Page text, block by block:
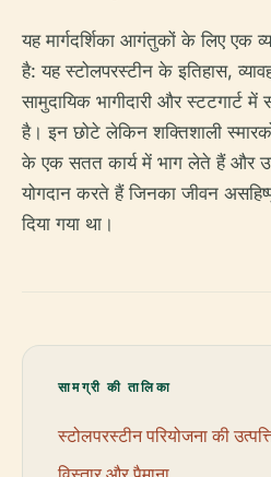
यह मार्गदर्शिका आगंतुकों के लिए एक
है: यह स्टोलपरस्टीन के इतिहास,
सामुदायिक भागीदारी और स्टटगार्ट
है। इन छोटे लेकिन शक्तिशाली
के एक सतत कार्य में भाग लेते हैं और
योगदान करते हैं जिनका जीवन
दिया गया था।
सामग्री की तालिका
स्टोलपरस्टीन परियोजना की